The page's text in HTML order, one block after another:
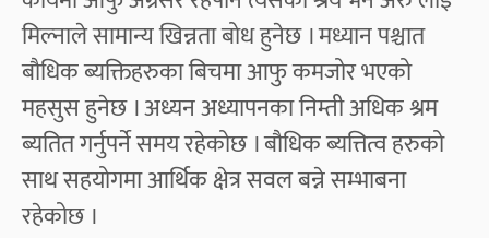
मिल्नाले सामान्य खिन्नता बोध हुनेछ । मध्यान पश्चात
बौधिक ब्यक्तिहरुका बिचमा आफु कमजोर भएको
महसुस हुनेछ । अध्यन अध्यापनका निम्ती अधिक श्रम
ब्यतित गर्नुपर्ने समय रहेकोछ । बौधिक ब्यत्तित्व हरुको
साथ सहयोगमा आर्थिक क्षेत्र सवल बन्ने सम्भाबना
रहेकोछ ।